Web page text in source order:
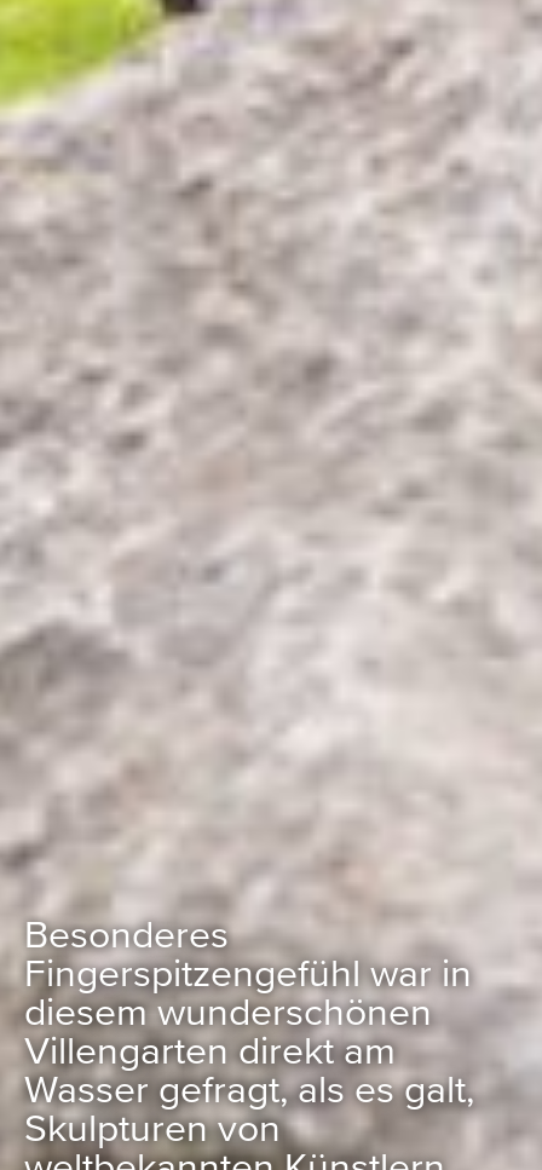
Besonderes
Fingerspitzengefühl war in
diesem wunderschönen
Villengarten direkt am
Wasser gefragt, als es galt,
Skulpturen von